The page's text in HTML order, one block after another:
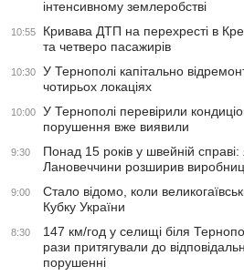
інтенсивному землеробстві
10:55
Кривава ДТП на перехресті в
та четверо пасажирів
10:30
У Тернополі капітально
чотирьох локаціях
10:00
У Тернополі перевірили
порушення вже виявили
9:30
Понад 15 років у швейній справі:
Лановеччини розширив
9:00
Стало відомо, коли
Кубку України
8:30
147 км/год у селищі біля
рази притягували до
порушенні